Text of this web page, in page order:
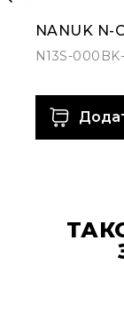
NANUK N-
N13S-